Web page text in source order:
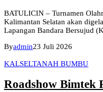
BATULICIN – Turnamen
Kalimantan Selatan akan
Lapangan Bandara Bersujud
Byadmin23 Juli 2026
KALSELTANAH BUMBU
Roadshow Bimtek